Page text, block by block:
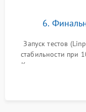
6.
Запуск тестов
стабильности при
Контроль
троттлинга